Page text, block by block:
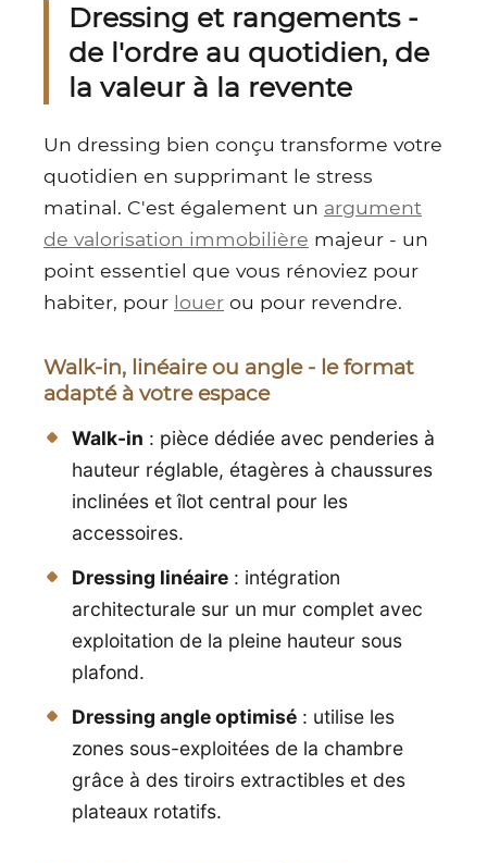
Dressing et rangements -
de l'ordre au quotidien, de
la valeur à la revente
Un dressing bien conçu transforme votre
quotidien en supprimant le stress
matinal. C'est également un argument
de valorisation immobilière majeur - un
point essentiel que vous rénoviez pour
habiter, pour louer ou pour revendre.
Walk-in, linéaire ou angle - le format
adapté à votre espace
Walk-in : pièce dédiée avec penderies à
hauteur réglable, étagères à chaussures
inclinées et îlot central pour les
accessoires.
Dressing linéaire : intégration
architecturale sur un mur complet avec
exploitation de la pleine hauteur sous
plafond.
Dressing angle optimisé : utilise les
zones sous-exploitées de la chambre
grâce à des tiroirs extractibles et des
plateaux rotatifs.